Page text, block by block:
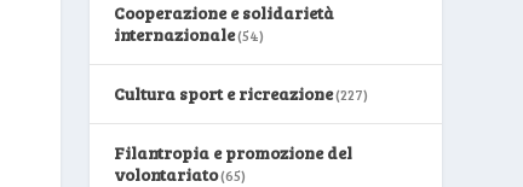
Cooperazione e solidarietà
internazionale(54)
Cultura sport e ricreazione(227)
Filantropia e promozione del
volontariato(65)